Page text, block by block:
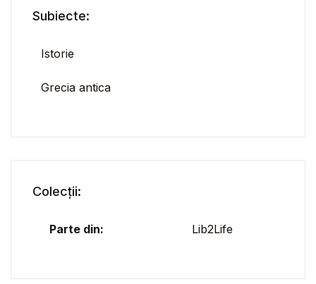
Subiecte:
Istorie
Grecia antica
Colecții:
Parte din: Lib2Life